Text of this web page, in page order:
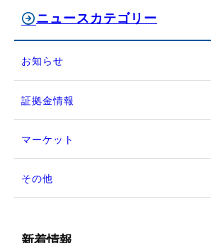
ニュースカテゴリー
お知らせ
証拠金情報
マーケット
その他